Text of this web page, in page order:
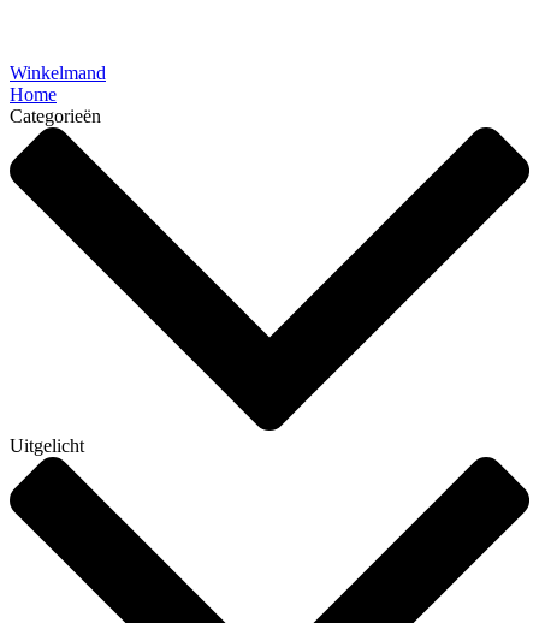
Winkelmand
Home
Categorieën
Uitgelicht